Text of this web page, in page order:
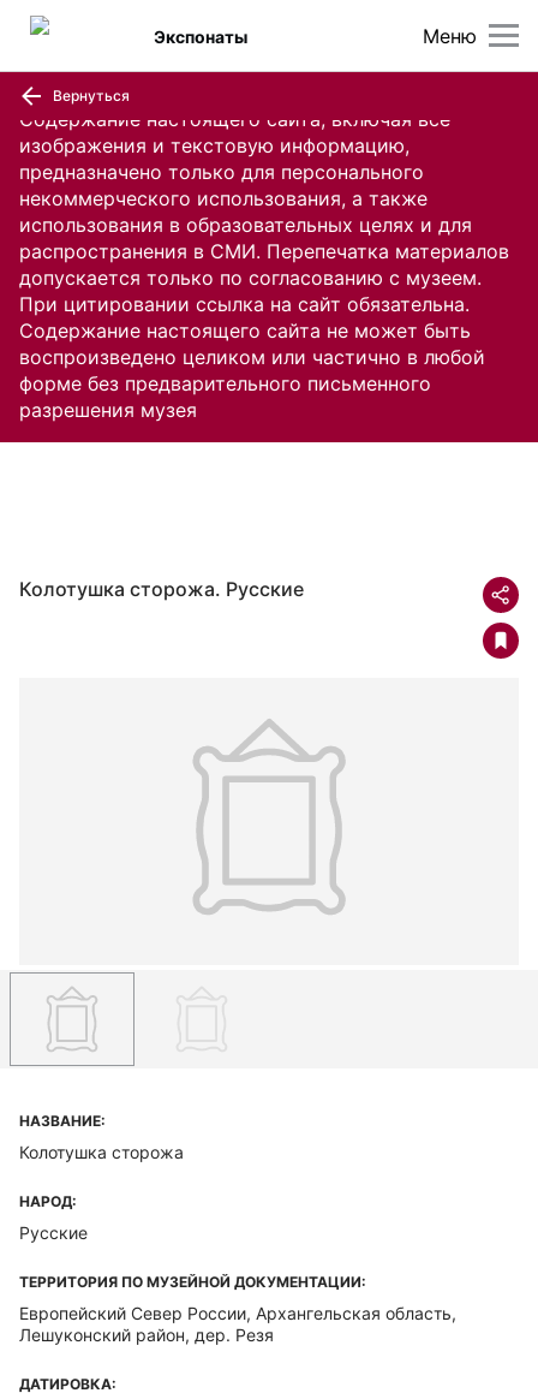
Содержание настоящего сайта, включая все
изображения и текстовую информацию,
предназначено только для персонального
некоммерческого использования, а также
использования в образовательных целях и для
распространения в СМИ. Перепечатка материалов
допускается только по согласованию с музеем.
При цитировании ссылка на сайт обязательна.
Содержание настоящего сайта не может быть
воспроизведено целиком или частично в любой
форме без предварительного письменного
разрешения музея
Меню
Экспонаты
Вернуться
Колотушка сторожа. Русские
НАЗВАНИЕ:
Колотушка сторожа
НАРОД:
Русские
ТЕРРИТОРИЯ ПО МУЗЕЙНОЙ ДОКУМЕНТАЦИИ:
Европейский Север России, Архангельская область,
Лешуконский район, дер. Резя
ДАТИРОВКА: